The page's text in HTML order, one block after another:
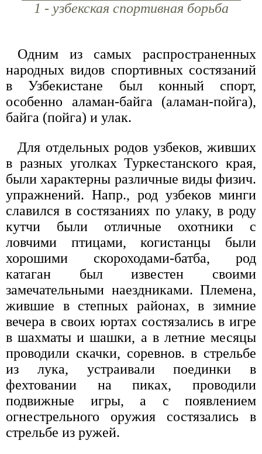
1 - узбекская спортивная борьба
Одним из самых распространенных
народных видов спортивных состязаний
в Узбекистане был конный спорт,
особенно аламан-байга (аламан-пойга),
байга (пойга) и улак.
Для отдельных родов узбеков, живших
в разных уголках Туркестанского края,
были характерны различные виды физич.
упражнений. Напр., род узбеков минги
славился в состязаниях по улаку, в роду
кутчи были отличные охотники с
ловчими птицами, когистанцы были
хорошими скороходами-батба, род
катаган был известен своими
замечательными наездниками. Племена,
жившие в степных районах, в зимние
вечера в своих юртах состязались в игре
в шахматы и шашки, а в летние месяцы
проводили скачки, соревнов. в стрельбе
из лука, устраивали поединки в
фехтовании на пиках, проводили
подвижные игры, а с появлением
огнестрельного оружия состязались в
стрельбе из ружей.